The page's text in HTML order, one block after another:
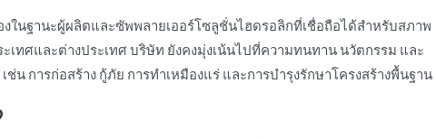
งในฐานะผู้ผลิตและซัพพลายเออร์โซลูชั่นไฮดรอลิกที่เชื่อถือได้สําหรับสภาพ
ทศและต่างประเทศ บริษัท ยังคงมุ่งเน้นไปที่ความทนทาน นวัตกรรม และ
น การก่อสร้าง กู้ภัย การทําเหมืองแร่ และการบํารุงรักษาโครงสร้างพื้นฐาน